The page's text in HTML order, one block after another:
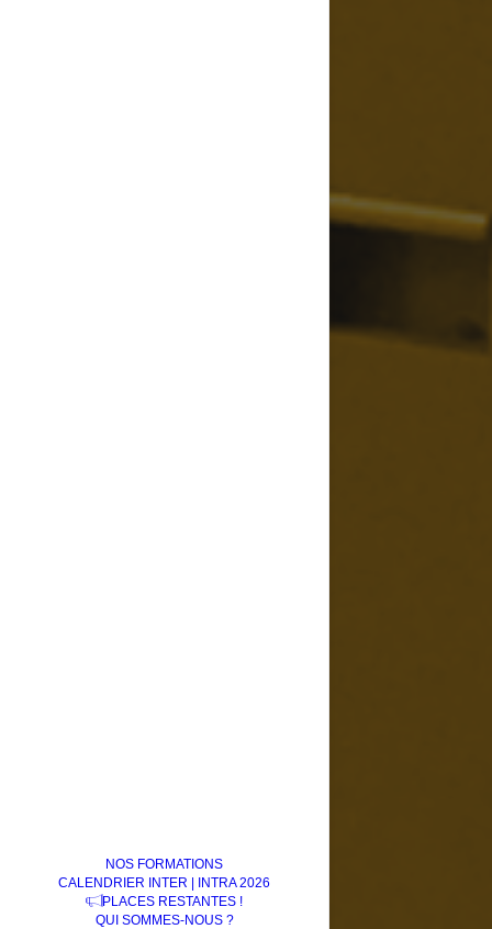
NOS FORMATIONS
CALENDRIER INTER | INTRA 2026
PLACES RESTANTES !
QUI SOMMES-NOUS ?